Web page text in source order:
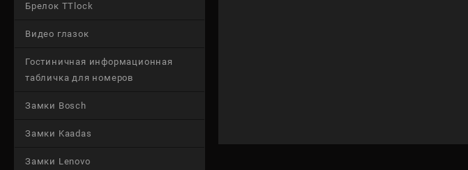
Брелок TTlock
Видео глазок
Гостиничная информационная
табличка для номеров
Замки Bosch
Замки Kaadas
Замки Lenovo